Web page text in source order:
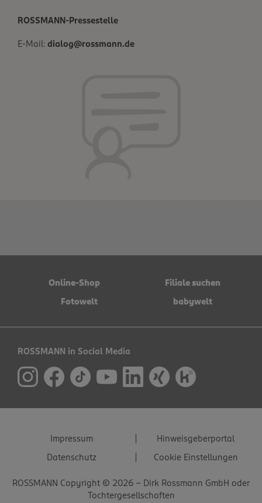
ROSSMANN-Pressestelle
E-Mail: dialog@rossmann.de
Online-Shop
Filiale suchen
Fotowelt
babywelt
ROSSMANN in Social Media
Impressum
Hinweisgeberportal
Datenschutz
Cookie Einstellungen
ROSSMANN Copyright © 2026 - Dirk Rossmann GmbH oder
Tochtergesellschaften